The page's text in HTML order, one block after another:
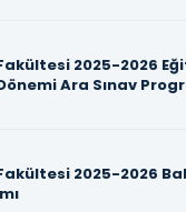
2025-2026
Ara Sınav
2025-2026